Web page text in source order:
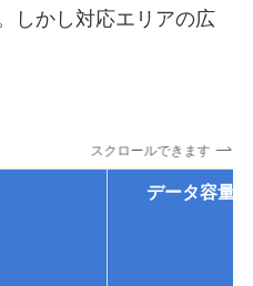
しかし対応エリアの広
スクロールできます
データ容量